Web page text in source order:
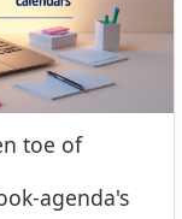
toe of
agenda's